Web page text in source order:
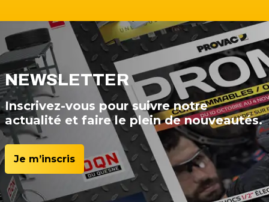
NEWSLETTER
Inscrivez-vous pour suivre notre
actualité et faire le plein de nouveautés.
Je m’inscris